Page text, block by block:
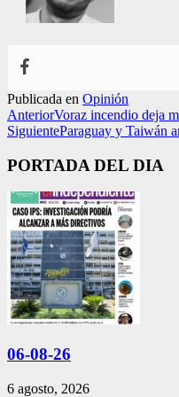
Publicada en Opinión
AnteriorVoraz incendio deja
SiguienteParaguay y Taiwán
PORTADA DEL DIA
06-08-26
6 agosto, 2026